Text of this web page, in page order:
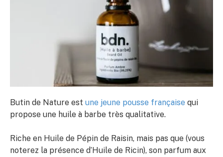
Butin de Nature est une jeune pousse française qui
propose une huile à barbe très qualitative.
Riche en Huile de Pépin de Raisin, mais pas que (vous
noterez la présence d’Huile de Ricin), son parfum aux